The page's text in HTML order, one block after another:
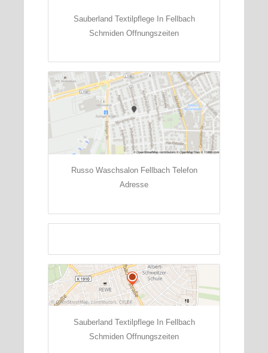
Sauberland Textilpflege In Fellbach
Schmiden Offnungszeiten
Russo Waschsalon Fellbach Telefon
Adresse
Sauberland Textilpflege In Fellbach
Schmiden Offnungszeiten